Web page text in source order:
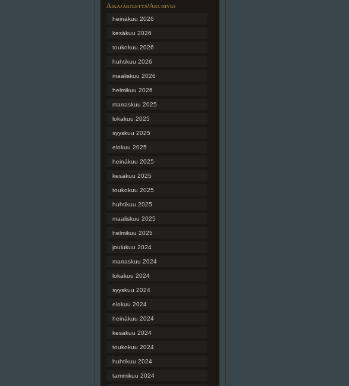
Aikajärjestys/Archives
heinäkuu 2026
kesäkuu 2026
toukokuu 2026
huhtikuu 2026
maaliskuu 2026
helmikuu 2026
marraskuu 2025
lokakuu 2025
syyskuu 2025
elokuu 2025
heinäkuu 2025
kesäkuu 2025
toukokuu 2025
huhtikuu 2025
maaliskuu 2025
helmikuu 2025
joulukuu 2024
marraskuu 2024
lokakuu 2024
syyskuu 2024
elokuu 2024
heinäkuu 2024
kesäkuu 2024
toukokuu 2024
huhtikuu 2024
tammikuu 2024